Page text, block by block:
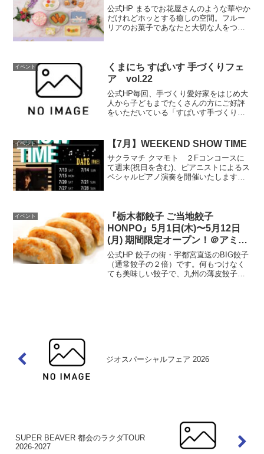
公式HP まるでお花屋さんのような華やか
だけれどホッとする癒しの空間。フルー
リアのお菓子であなたと大切な人をつな
期間5...
イベント
くまにち すぱいす 手づくりフェ
ア vol.22
公式HP毎回、手づくり愛好家をはじめ大
人から子どもまでたくさんの方にご好評
をいただいている「すぱいす手づくりフ
で開催します。皆様に安心し、楽しんで
ご参加いた...
イベント 【7月】WEEKEND SHOW TIME
サクラマチ クマモト ２Fコンコースに
て週末(祝日を含む)、ピアニストによるス
ペシャルピアノ演奏を開催いたします！
在住JR九州「なな...
イベント
『栃木都餃子 ご当地餃子
HONPO』5月1日(木)〜5月12日
(月) 期間限定オープン！＠アミュ
プラザくまもと 1F
公式HP 餃子の街・宇都宮直送のBIG餃子
（通常餃子の２倍）です。何もつけなく
ても美味しい餃子で、九州の薄皮餃子よ
ジオスパーシャルフェア 2026
SUPER BEAVER 都会のラクダTOUR
2026‐2027